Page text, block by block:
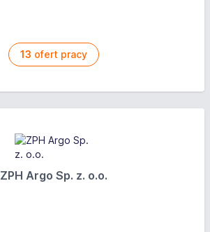
13 ofert pracy
ZPH Argo Sp. z. o.o.